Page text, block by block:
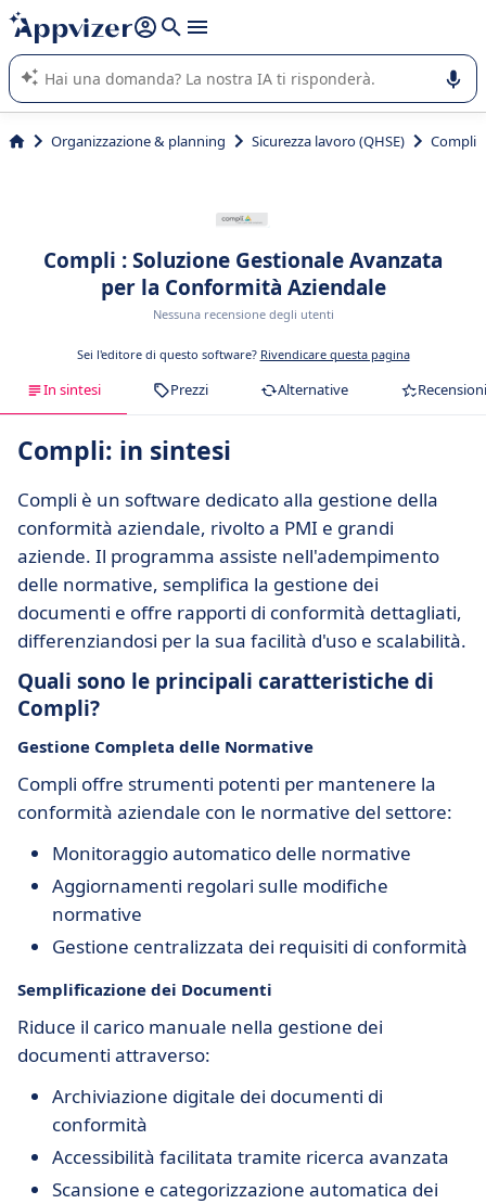
righe con
shift + enter
L'IA di Appvizer vi guida nell'utilizzo o nella scelta di un
software SaaS per la vostra azienda.
Organizzazione & planning Sicurezza lavoro (QHSE) Compli
Compli : Soluzione Gestionale Avanzata
per la Conformità Aziendale
Nessuna recensione degli utenti
Sei l'editore di questo software? Rivendicare questa pagina
In sintesi Prezzi Alternative Recensioni
Compli: in sintesi
Compli è un software dedicato alla gestione della
conformità aziendale, rivolto a PMI e grandi
aziende. Il programma assiste nell'adempimento
delle normative, semplifica la gestione dei
documenti e offre rapporti di conformità dettagliati,
differenziandosi per la sua facilità d'uso e scalabilità.
Quali sono le principali caratteristiche di
Compli?
Gestione Completa delle Normative
Compli offre strumenti potenti per mantenere la
conformità aziendale con le normative del settore:
Monitoraggio automatico delle normative
Aggiornamenti regolari sulle modifiche
normative
Gestione centralizzata dei requisiti di conformità
Semplificazione dei Documenti
Riduce il carico manuale nella gestione dei
documenti attraverso:
Archiviazione digitale dei documenti di
conformità
Accessibilità facilitata tramite ricerca avanzata
Scansione e categorizzazione automatica dei